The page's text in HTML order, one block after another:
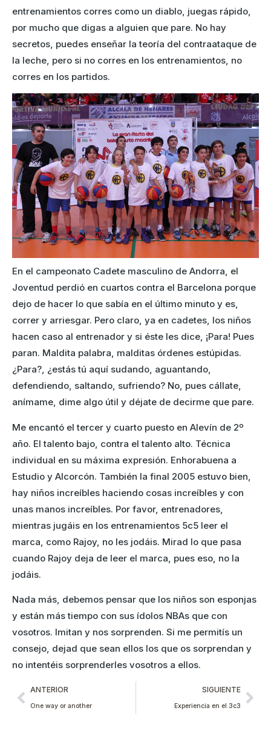
entrenamientos corres como un diablo, juegas rápido,
por mucho que digas a alguien que pare. No hay
secretos, puedes enseñar la teoría del contraataque de
la leche, pero si no corres en los entrenamientos, no
corres en los partidos.
En el campeonato Cadete masculino de Andorra, el
Joventud perdió en cuartos contra el Barcelona porque
dejo de hacer lo que sabía en el último minuto y es,
correr y arriesgar. Pero claro, ya en cadetes, los niños
hacen caso al entrenador y si éste les dice, ¡Para! Pues
paran. Maldita palabra, malditas órdenes estúpidas.
¿Para?, ¿estás tú aquí sudando, aguantando,
defendiendo, saltando, sufriendo? No, pues cállate,
anímame, dime algo útil y déjate de decirme que pare.
Me encantó el tercer y cuarto puesto en Alevín de 2º
año. El talento bajo, contra el talento alto. Técnica
individual en su máxima expresión. Enhorabuena a
Estudio y Alcorcón. También la final 2005 estuvo bien,
hay niños increíbles haciendo cosas increíbles y con
unas manos increíbles. Por favor, entrenadores,
mientras jugáis en los entrenamientos 5c5 leer el
marca, como Rajoy, no les jodáis. Mirad lo que pasa
cuando Rajoy deja de leer el marca, pues eso, no la
jodáis.
Nada más, debemos pensar que los niños son esponjas
y están más tiempo con sus ídolos NBAs que con
vosotros. Imitan y nos sorprenden. Si me permitís un
consejo, dejad que sean ellos los que os sorprendan y
no intentéis sorprenderles vosotros a ellos.
ANTERIOR
One way or another
SIGUIENTE
Experiencia en el 3c3